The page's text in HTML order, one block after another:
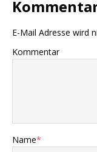
E-Mail Adresse wird
Kommentar
Name*